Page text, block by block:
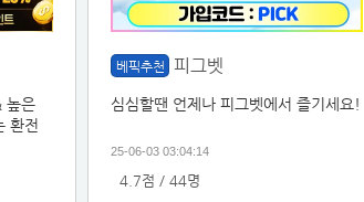
높은
환전
베픽추천 피그벳
심심할땐 언제나 피그벳에서 즐기세요!
25-06-03 03:04:14
4.7점 / 44명